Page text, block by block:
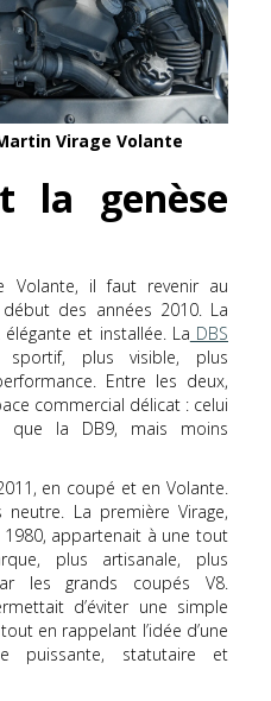
Virage Volante
la genèse
Volante, il faut revenir au
des années 2010. La
et installée. La DBS
plus visible, plus
Entre les deux,
commercial délicat : celui
que la DB9, mais moins
en coupé et en Volante.
La première Virage,
appartenait à une tout
plus artisanale, plus
les grands coupés V8.
d’éviter une simple
en rappelant l’idée d’une
puissante, statutaire et